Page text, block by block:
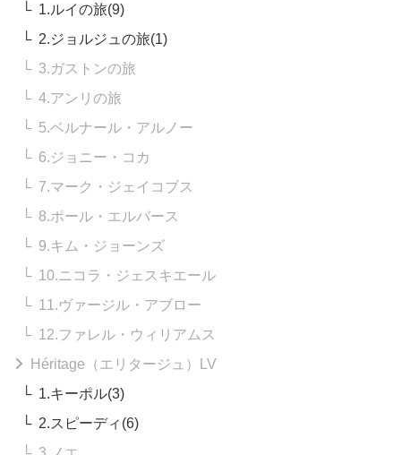
1.ルイの旅(9)
2.ジョルジュの旅(1)
3.ガストンの旅
4.アンリの旅
5.ベルナール・アルノー
6.ジョニー・コカ
7.マーク・ジェイコブス
8.ポール・エルバース
9.キム・ジョーンズ
10.ニコラ・ジェスキエール
11.ヴァージル・アブロー
12.ファレル・ウィリアムス
Héritage（エリタージュ）LV
1.キーポル(3)
2.スピーディ(6)